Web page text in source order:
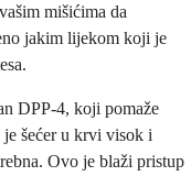
mišićima da
jakim lijekom koji je
DPP-4, koji pomaže
šećer u krvi visok i
Ovo je blaži pristup